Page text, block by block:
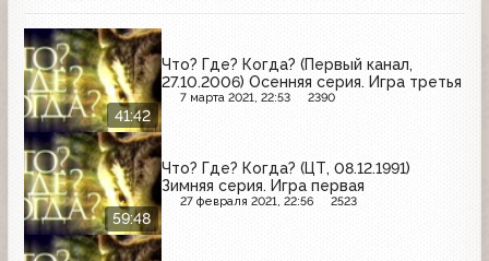
41:42
Что? Где? Когда? (Первый канал,
27.10.2006) Осенняя серия. Игра третья
7 марта 2021, 22:53 2390
59:48
Что? Где? Когда? (ЦТ, 08.12.1991)
Зимняя серия. Игра первая
27 февраля 2021, 22:56 2523